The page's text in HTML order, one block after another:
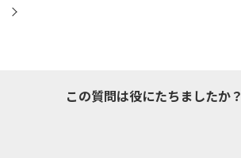
この質問は役にたちましたか？